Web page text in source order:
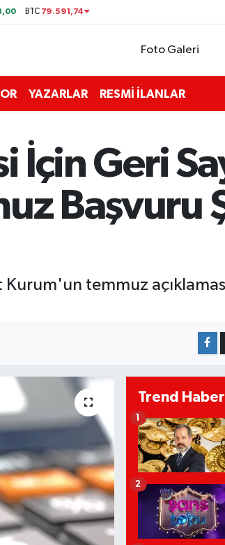
BTC 79.591,74
Foto Galeri
YAZARLAR RESMİ İLANLAR
İçin Geri
Başvuru
Kurum'un temmuz
Trend
1
2